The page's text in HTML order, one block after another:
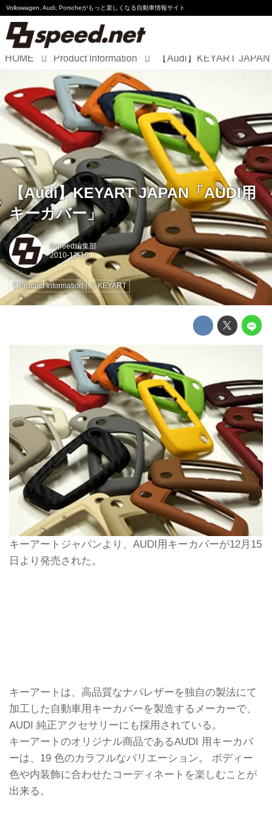
Volkswagen, Audi, Porscheがもっと楽しくなる自動車情報サイト
Volkswagen
Audi
Porsche
Motorsport
Essay
HOME Product Information
【Audi】KEYART JAPAN「AUDI用
キーカバー」
8speed編集部
Product Information KEYART
キーアートジャパンより、AUDI用キーカバーが12月15
日より発売された。
キーアートは、高品質なナパレザーを独自の製法にて
加工した自動車用キーカバーを製造するメーカーで、
AUDI 純正アクセサリーにも採用されている。
キーアートのオリジナル商品であるAUDI 用キーカバ
ーは、19 色のカラフルなバリエーション。 ボディー
色や内装飾に合わせたコーディネートを楽しむことが
出来る。